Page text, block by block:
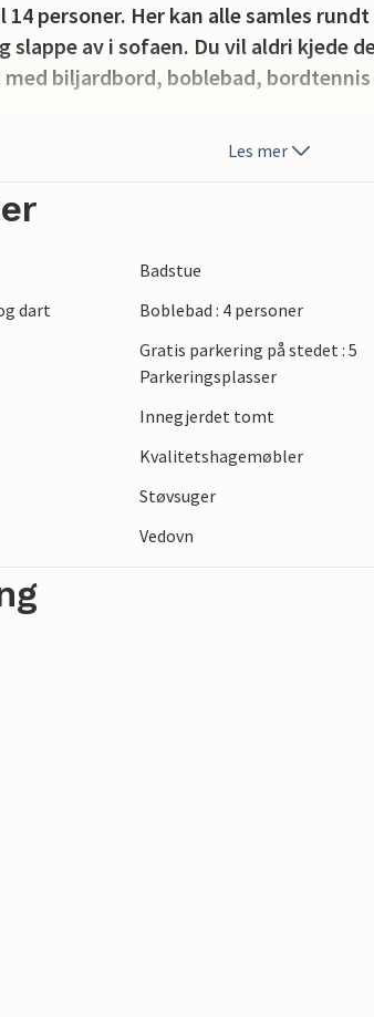
14 personer. Her kan alle samles
slappe av i sofaen. Du vil aldri kjede
biljardbord, boblebad,
en stor terrasse med nok
som de yngste i familien vil
hvor det er butikker og
til Nykøbing Falster, som ligger ca.
og avslappende ferie på Falster!
Les mer
Badstue
dart
Boblebad : 4 personer
Gratis parkering på stedet : 5
Parkeringsplasser
Innegjerdet tomt
Kvalitetshagemøbler
Støvsuger
Vedovn